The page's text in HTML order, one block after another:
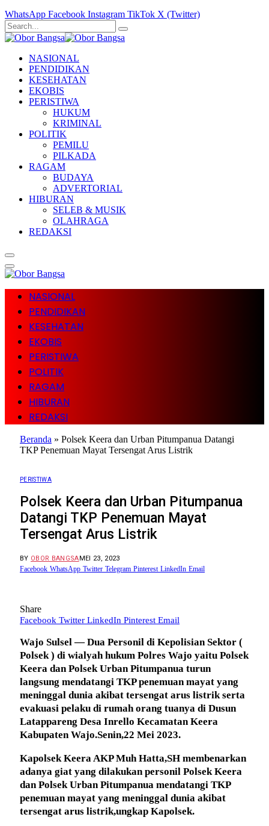
WhatsApp Facebook Instagram TikTok X (Twitter)
NASIONAL
PENDIDIKAN
KESEHATAN
EKOBIS
PERISTIWA
HUKUM
KRIMINAL
POLITIK
PEMILU
PILKADA
RAGAM
BUDAYA
ADVERTORIAL
HIBURAN
SELEB & MUSIK
OLAHRAGA
REDAKSI
NASIONAL
PENDIDIKAN
KESEHATAN
EKOBIS
PERISTIWA
POLITIK
RAGAM
HIBURAN
REDAKSI
Beranda » Polsek Keera dan Urban Pitumpanua Datangi
TKP Penemuan Mayat Tersengat Arus Listrik
PERISTIWA
Polsek Keera dan Urban Pitumpanua
Datangi TKP Penemuan Mayat
Tersengat Arus Listrik
BY OBOR BANGSAMEI 23, 2023
Facebook WhatsApp Twitter Telegram Pinterest LinkedIn Email
Share
Facebook Twitter LinkedIn Pinterest Email
Wajo Sulsel — Dua Personil di Kepolisian Sektor (
Polsek ) di wialyah hukum Polres Wajo yaitu Polsek
Keera dan Polsek Urban Pitumpanua turun
langsung mendatangi TKP penemuan mayat yang
meninggal dunia akibat tersengat arus listrik serta
evakuasi pelaku di rumah orang tuanya di Dusun
Latappareng Desa Inrello Kecamatan Keera
Kabupaten Wajo.Senin,22 Mei 2023.
Kapolsek Keera AKP Muh Hatta,SH membenarkan
adanya giat yang dilakukan personil Polsek Keera
dan Polsek Urban Pitumpanua mendatangi TKP
penemuan mayat yang meninggal dunia akibat
tersengat arus listrik,ungkap Kapolsek.